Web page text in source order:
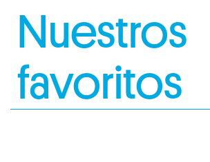
Nuestros
favoritos